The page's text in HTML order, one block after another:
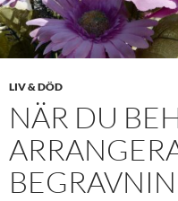
LIV & DÖD
NÄR DU